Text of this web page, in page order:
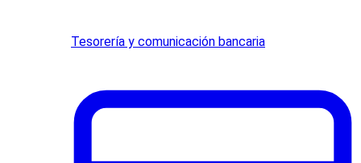
Tesorería y comunicación bancaria